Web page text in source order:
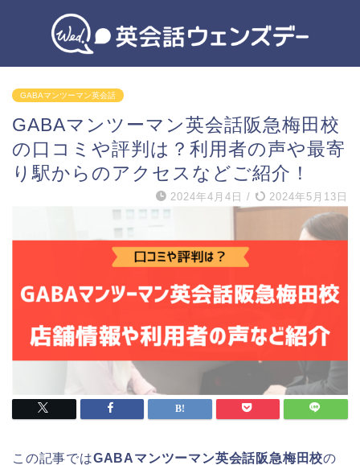
GABAマンツーマン英会話
GABAマンツーマン英会話阪急梅田校
の口コミや評判は？利用者の声や最寄
り駅からのアクセスなどご紹介！
2024年4月4日 / 2024年5月13日
この記事ではGABAマンツーマン英会話阪急梅田校の